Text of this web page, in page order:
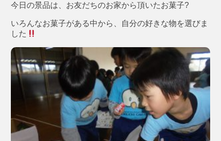
今日の景品は、お友だちのお家から頂いたお菓子?
いろんなお菓子がある中から、自分の好きな物を選びま
した